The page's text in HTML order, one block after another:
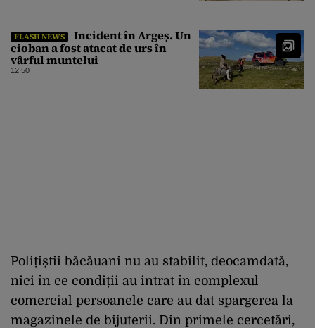
FLASH NEWS
Incident în Argeș. Un
cioban a fost atacat de urs în
vârful muntelui
12:50
Polițiștii băcăuani nu au stabilit, deocamdată,
nici în ce condiții au intrat în complexul
comercial persoanele care au dat spargerea la
magazinele de bijuterii. Din primele cercetări,